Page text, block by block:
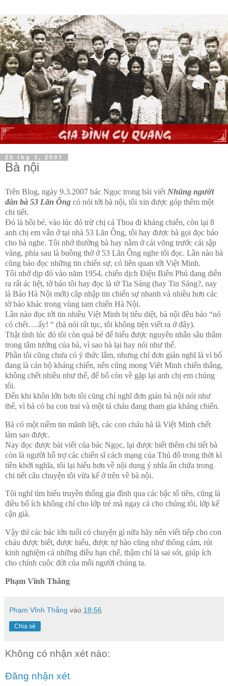
25 thg 3, 2007
Bà nội
Trên Blog, ngày 9.3.2007 bác Ngọc trong bài viết Nhũng người
đàn bà 53 Lãn Ông có nói tới bà nội, tôi xin được góp thêm một
chi tiết.
Đó là hồi bé, vào lúc đó trừ chị cả Thoa đi kháng chiến, còn lại 8
anh chị em vẫn ở tại nhà 53 Lãn Ông, tôi hay được bà gọi đọc báo
cho bà nghe. Tôi nhớ thường bà hay nằm ở cái võng trước cái sập
vàng, phía sau là buồng thờ ở 53 Lãn Ông nghe tôi đọc. Lần nào bà
cũng bảo đọc những tin chiến sự, có liên quan tới Việt Minh.
Tôi nhớ dịp đó vào năm 1954, chiến dịch Điện Biên Phủ đang diễn
ra rất ác liệt, tờ báo tôi hay đọc là tờ Tia Sáng (hay Tin Sáng?, nay
là Báo Hà Nội mới) câp nhập tin chiến sự nhanh và nhiều hơn các
tờ báo khác trong vùng tam chiến Hà Nội.
Lần nào đọc tới tin nhiều Việt Minh bị tiêu diệt, bà nội đều bảo “nó
có chết….ấy! “ (bà nói rất tục, tôi không tiện viết ra ở đây).
Thật tình lúc đó tôi còn quá bé để hiểu được nguyên nhân sâu thẳm
trong tâm tưởng của bà, vì sao bà lại hay nói như thế.
Phần tôi cũng chưa có ý thức lắm, nhưng chỉ đơn giản nghĩ là vì bố
đang là cán bộ kháng chiến, nên cũng mong Viêt Minh chiến thắng,
không chết nhiều như thế, để bố còn về gặp lại anh chị em chúng
tôi.
Đến khi khôn lớn hơn tôi cũng chỉ nghĩ đơn giản bà nội nói như
thế, vì bà có ba con trai và một tá cháu đang tham gia kháng chiến.
Bà có một niềm tin mãnh liệt, các con cháu bà là Việt Minh chết
làm sao được.
Nay đọc được bài viết của bác Ngọc, lại được biết thêm chi tiết bà
còn là người hỗ trợ các chiến sĩ cách mạng của Thủ đô trong thời kì
tiền khởi nghĩa, tôi lại hiểu hơn về nội dung ý nhĩa ẩn chứa trong
chi tiết câu chuyện tôi vừa kể ở trên về bà nội.
Tôi nghĩ tìm hiểu truyền thống gia đình qua các bậc tổ tiên, cũng là
điều bổ ích không chỉ cho lớp trẻ mà ngay cả cho chúng tôi, lớp kế
cận già.
Vậy thì các bác lớn tuổi có chuyện gì nữa hãy nên viết tiếp cho con
cháu được biết, được hiểu, được tự hào cũng như thông cảm, rút
kinh nghiệm cả những điều hạn chế, thậm chí là sai sót, giúp ích
cho chính cuôc đời của mỗi người chúng ta.
Phạm Vĩnh Thắng
Phạm Vĩnh Thắng vào 18:56
Chia sẻ
Không có nhận xét nào:
Đăng nhận xét